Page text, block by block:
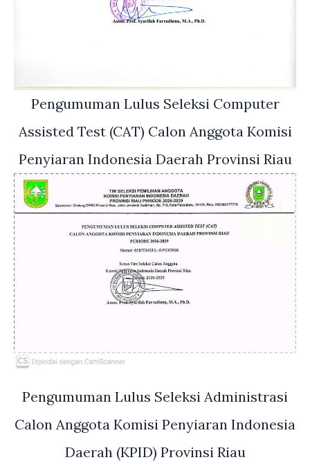
Pengumuman Lulus Seleksi Computer
Assisted Test (CAT) Calon Anggota Komisi
Penyiaran Indonesia Daerah Provinsi Riau
Pengumuman Lulus Seleksi Administrasi
Calon Anggota Komisi Penyiaran Indonesia
Daerah (KPID) Provinsi Riau